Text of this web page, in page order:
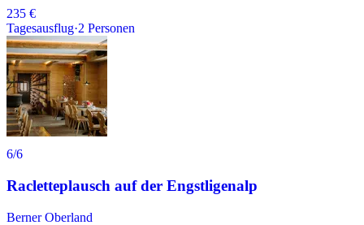
235 €
Tagesausflug·2 Personen
6/6
Racletteplausch auf der Engstligenalp
Berner Oberland